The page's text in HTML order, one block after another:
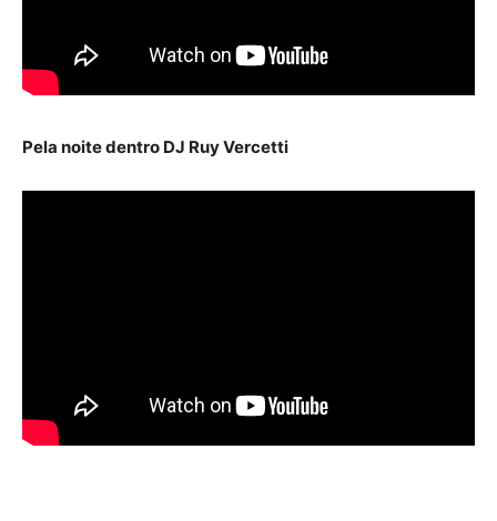
Pela noite dentro DJ Ruy Vercetti